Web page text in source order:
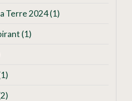
Terre 2024(1)
(1)